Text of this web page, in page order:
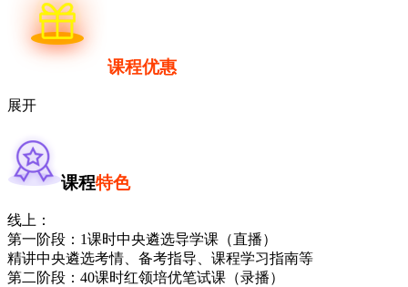
课程优惠
展开
课程特色
线上：
第一阶段：1课时中央遴选导学课（直播）
精讲中央遴选考情、备考指导、课程学习指南等
第二阶段：40课时红领培优笔试课（录播）